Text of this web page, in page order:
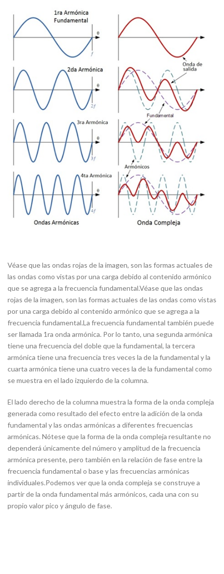
Véase que las ondas rojas de la imagen, son las formas actuales de
las ondas como vistas por una carga debido al contenido armónico
que se agrega a la frecuencia fundamental.Véase que las ondas
rojas de la imagen, son las formas actuales de las ondas como vistas
por una carga debido al contenido armónico que se agrega a la
frecuencia fundamental.La frecuencia fundamental también puede
ser llamada 1ra onda armónica. Por lo tanto, una segunda armónica
tiene una frecuencia del doble que la fundamental, la tercera
armónica tiene una frecuencia tres veces la de la fundamental y la
cuarta armónica tiene una cuatro veces la de la fundamental como
se muestra en el lado izquierdo de la columna.
El lado derecho de la columna muestra la forma de la onda compleja
generada como resultado del efecto entre la adición de la onda
fundamental y las ondas armónicas a diferentes frecuencias
armónicas. Nótese que la forma de la onda compleja resultante no
dependerá únicamente del número y amplitud de la frecuencia
armónica presente, pero también en la relación de fase entre la
frecuencia fundamental o base y las frecuencias armónicas
individuales.Podemos ver que la onda compleja se construye a
partir de la onda fundamental más armónicos, cada una con su
propio valor pico y ángulo de fase.